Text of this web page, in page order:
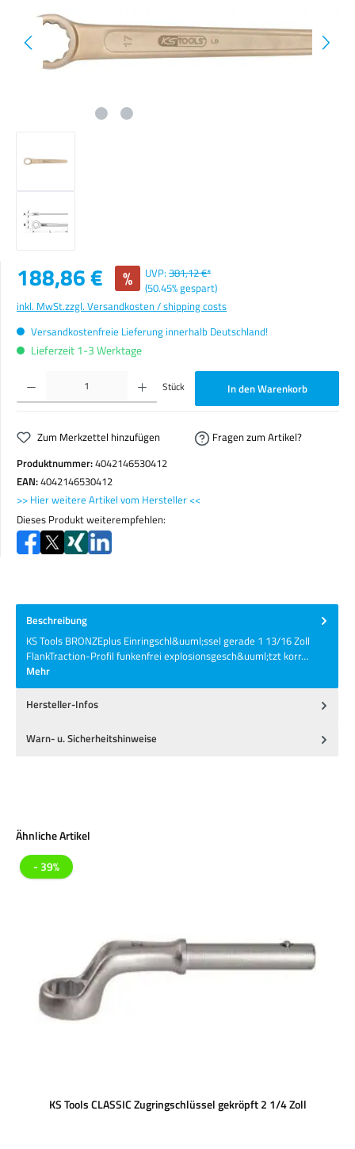
Verkaufspreis:
188,86 € % UVP: 381,12 €*
(50.45% gespart)
inkl. MwSt.zzgl. Versandkosten / shipping costs
Versandkostenfreie Lieferung innerhalb Deutschland!
Lieferzeit 1-3 Werktage
Produkt Anzahl: Gib den gewünschten Wert ein oder benutze die Schaltflächen um die Anzahl zu
Stück In den Warenkorb
Zum Merkzettel hinzufügen
Fragen zum Artikel?
Produktnummer:4042146530412
EAN:4042146530412
>> Hier weitere Artikel vom Hersteller <<
Dieses Produkt weiterempfehlen:
Beschreibung
KS Tools BRONZEplus Einringschl&uuml;ssel gerade 1 13/16 Zoll
FlankTraction-Profil funkenfrei explosionsgesch&uuml;tzt korr…
Mehr
Hersteller-Infos
Warn- u. Sicherheitshinweise
Produktgalerie überspringen
Ähnliche Artikel
- 39%
KS Tools CLASSIC Zugringschlüssel gekröpft 2 1/4 Zoll